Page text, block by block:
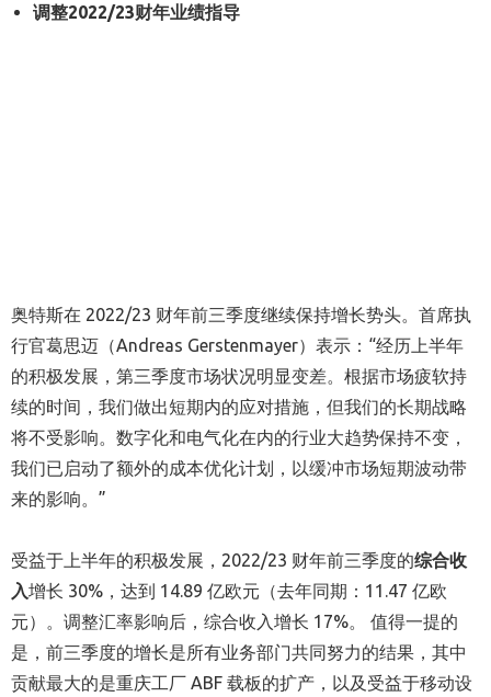
调整2022/23财年业绩指导
奥特斯在 2022/23 财年前三季度继续保持增长势头。首席执
行官葛思迈（Andreas Gerstenmayer）表示：“经历上半年
的积极发展，第三季度市场状况明显变差。根据市场疲软持
续的时间，我们做出短期内的应对措施，但我们的长期战略
将不受影响。数字化和电气化在内的行业大趋势保持不变，
我们已启动了额外的成本优化计划，以缓冲市场短期波动带
来的影响。”
受益于上半年的积极发展，2022/23 财年前三季度的综合收
入增长 30%，达到 14.89 亿欧元（去年同期：11.47 亿欧
元）。调整汇率影响后，综合收入增长 17%。 值得一提的
是，前三季度的增长是所有业务部门共同努力的结果，其中
贡献最大的是重庆工厂 ABF 载板的扩产，以及受益于移动设